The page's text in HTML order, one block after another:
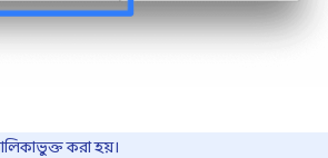
করা হয়।